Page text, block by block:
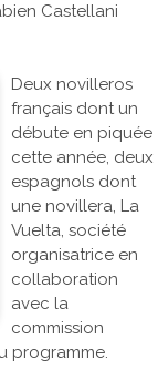
Castellani
Deux novilleros
français dont un
débute en piquée
cette année, deux
espagnols dont
une novillera, La
Vuelta, société
organisatrice en
collaboration
avec la
commission
programme.